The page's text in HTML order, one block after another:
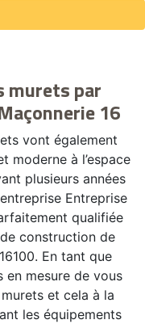
murets par
16
vont également
moderne à l’espace
plusieurs années
Entreprise
qualifiée
construction de
En tant que
en mesure de vous
et cela à la
les équipements